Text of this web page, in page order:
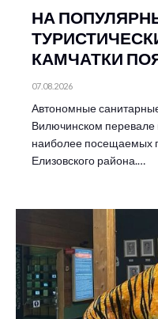
НА
КАМЧАТКИ
07.08.2026
Автономные
Вилючинском перевале
наиболее посещаемых
Елизовского района.…